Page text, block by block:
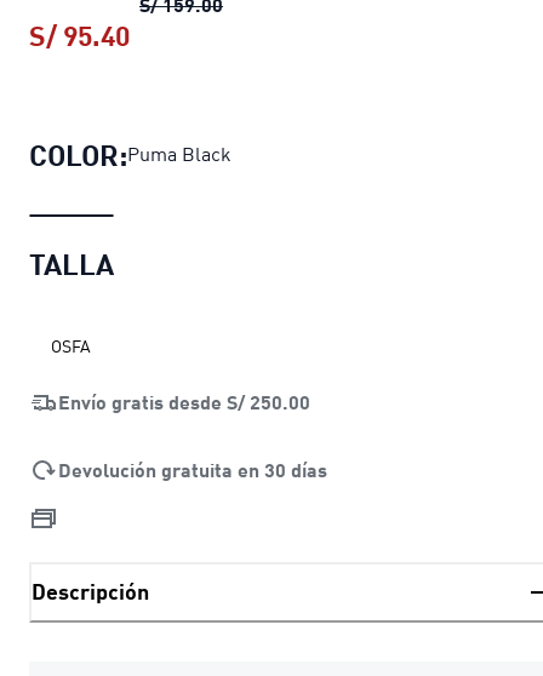
S/ 95.40
COLOR:Puma Black
TALLA
OSFA
Envío gratis desde S/ 250.00
Devolución gratuita en 30 días
Descripción